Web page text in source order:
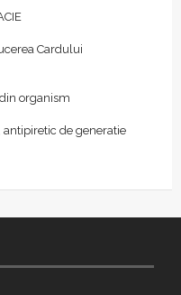
Cardului
organism
de generatie